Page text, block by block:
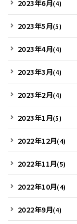
2023年6月(4)
2023年5月(5)
2023年4月(4)
2023年3月(4)
2023年2月(4)
2023年1月(5)
2022年12月(4)
2022年11月(5)
2022年10月(4)
2022年9月(4)